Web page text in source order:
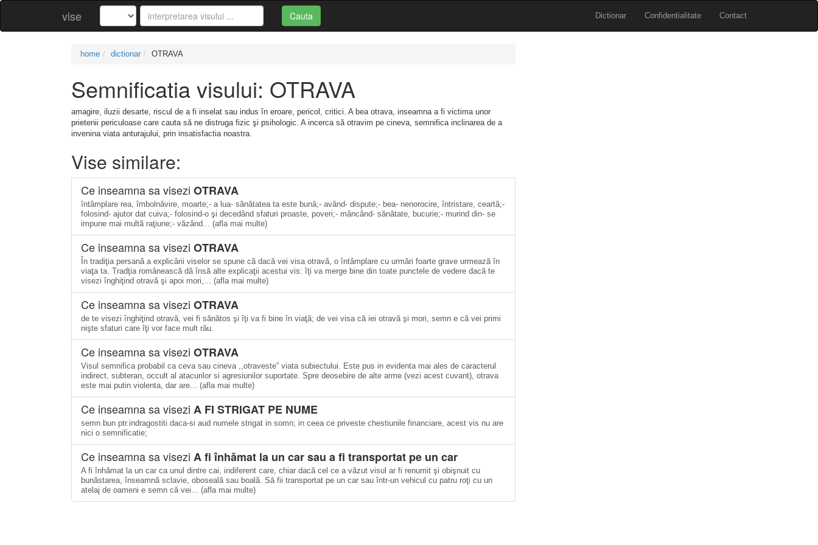
vise Dictionar Confidentialitate Contact
Cauta
home dictionar OTRAVA
Semnificatia visului: OTRAVA
amagire, iluzii desarte, riscul de a fi inselat sau indus în eroare, pericol, critici. A bea otrava, inseamna a fi victima unor
prietenii periculoase care cauta să ne distruga fizic şi psihologic. A incerca să otravim pe cineva, semnifica inclinarea de a
invenina viata anturajului, prin insatisfactia noastra.
Vise similare:
Ce inseamna sa visezi OTRAVA
întâmplare rea, îmbolnăvire, moarte;- a lua- sănătatea ta este bună;- având- dispute;- bea- nenorocire, întristare, ceartă;-
folosind- ajutor dat cuiva;- folosind-o şi decedând sfaturi proaste, poveri;- mâncând- sănătate, bucurie;- murind din- se
impune mai multă raţiune;- văzând... (afla mai multe)
Ce inseamna sa visezi OTRAVA
În tradiţia persană a explicării viselor se spune că dacă vei visa otravă, o întâmplare cu urmări foarte grave urmează în
viaţa ta. Tradţia românească dă însă alte explicaţii acestui vis: îţi va merge bine din toate punctele de vedere dacă te
visezi înghiţind otravă şi apoi mori,... (afla mai multe)
Ce inseamna sa visezi OTRAVA
de te visezi înghiţind otravă, vei fi sănătos şi îţi va fi bine în viaţă; de vei visa că iei otravă şi mori, semn e că vei primi
nişte sfaturi care îţi vor face mult rău.
Ce inseamna sa visezi OTRAVA
Visul semnifica probabil ca ceva sau cineva ,,otraveste” viata subiectului. Este pus in evidenta mai ales de caracterul
indirect, subteran, occult al atacurilor si agresiunilor suportate. Spre deosebire de alte arme (vezi acest cuvant), otrava
este mai putin violenta, dar are... (afla mai multe)
Ce inseamna sa visezi A FI STRIGAT PE NUME
semn bun ptr.indragostiti daca-si aud numele strigat in somn; in ceea ce priveste chestiunile financiare, acest vis nu are
nici o semnificatie;
Ce inseamna sa visezi A fi înhămat la un car sau a fi transportat pe un car
A fi înhămat la un car ca unul dintre cai, indiferent care, chiar dacă cel ce a văzut visul ar fi renumit şi obişnuit cu
bunăstarea, înseamnă sclavie, oboseală sau boală. Să fii transportat pe un car sau într-un vehicul cu patru roţi cu un
atelaj de oameni e semn că vei... (afla mai multe)